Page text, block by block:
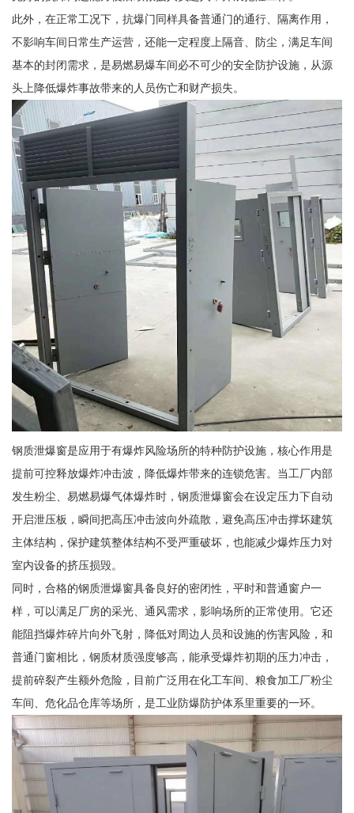
此外，在正常工况下，抗爆门同样具备普通门的通行、隔离作用，
不影响车间日常生产运营，还能一定程度上隔音、防尘，满足车间
基本的封闭需求，是易燃易爆车间必不可少的安全防护设施，从源
头上降低爆炸事故带来的人员伤亡和财产损失。
钢质泄爆窗是应用于有爆炸风险场所的特种防护设施，核心作用是
提前可控释放爆炸冲击波，降低爆炸带来的连锁危害。当工厂内部
发生粉尘、易燃易爆气体爆炸时，钢质泄爆窗会在设定压力下自动
开启泄压板，瞬间把高压冲击波向外疏散，避免高压冲击撑坏建筑
主体结构，保护建筑整体结构不受严重破坏，也能减少爆炸压力对
室内设备的挤压损毁。
同时，合格的钢质泄爆窗具备良好的密闭性，平时和普通窗户一
样，可以满足厂房的采光、通风需求，影响场所的正常使用。它还
能阻挡爆炸碎片向外飞射，降低对周边人员和设施的伤害风险，和
普通门窗相比，钢质材质强度够高，能承受爆炸初期的压力冲击，
提前碎裂产生额外危险，目前广泛用在化工车间、粮食加工厂粉尘
车间、危化品仓库等场所，是工业防爆防护体系里重要的一环。